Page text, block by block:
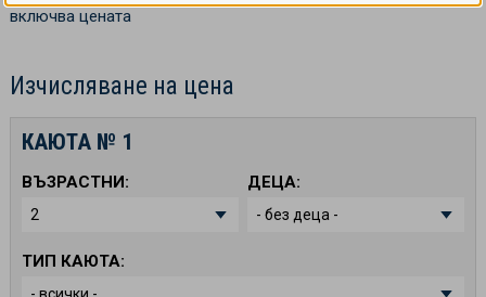
включва цената
Изчисляване на цена
КАЮТА № 1
ВЪЗРАСТНИ: ДЕЦА:
ТИП КАЮТА: